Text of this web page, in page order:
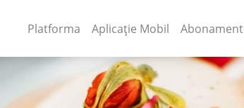
Platforma (current)
Aplicație Mobil (current)